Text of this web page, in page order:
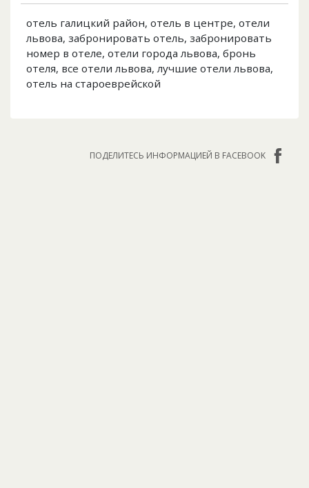
отель галицкий район, отель в центре, отели
львова, забронировать отель, забронировать
номер в отеле, отели города львова, бронь
отеля, все отели львова, лучшие отели львова,
отель на староеврейской
ПОДЕЛИТЕСЬ ИНФОРМАЦИЕЙ В FACEBOOK